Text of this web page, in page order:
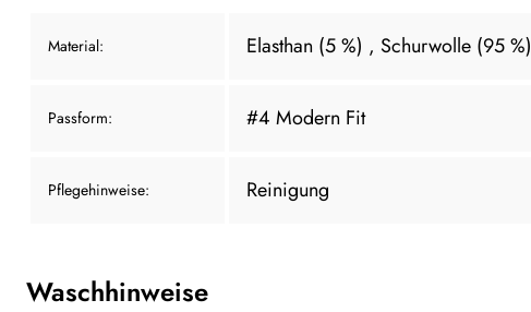
Material: Elasthan (5 %) , Schurwolle (95 %)
Passform: #4 Modern Fit
Pflegehinweise: Reinigung
Waschhinweise